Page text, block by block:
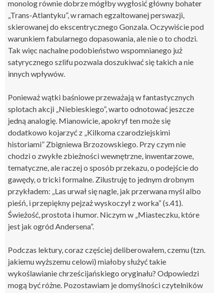
monolog równie dobrze mógłby wygłosić główny bohater
„Trans-Atlantyku”, w ramach egzaltowanej perswazji,
skierowanej do ekscentrycznego Gonzala. Oczywiście pod
warunkiem fabularnego dopasowania, ale nie o to chodzi.
Tak więc nachalne podobieństwo wspomnianego już
satyrycznego szlifu pozwala doszukiwać się takich a nie
innych wpływów.
Ponieważ wątki baśniowe przeważają w fantastycznych
splotach akcji „Niebieskiego”, warto odnotować jeszcze
jedną analogię. Mianowicie, apokryf ten może się
dodatkowo kojarzyć z „Kilkoma czarodziejskimi
historiami” Zbigniewa Brzozowskiego. Przy czym nie
chodzi o zwykłe zbieżności wewnętrzne, inwentarzowe,
tematyczne, ale raczej o sposób przekazu, o podejście do
gawędy, o tricki formalne. Zilustruję to jednym drobnym
przykładem: „Las urwał się nagle, jak przerwana myśl albo
pieśń, i przepiękny pejzaż wyskoczył z worka” (s.41).
Świeżość, prostota i humor. Niczym w „Miasteczku, które
jest jak ogród Andersena”.
Podczas lektury, coraz częściej deliberowałem, czemu (tzn.
jakiemu wyższemu celowi) miałoby służyć takie
wykoślawianie chrześcijańskiego oryginału? Odpowiedzi
mogą być różne. Pozostawiam je domyślności czytelników